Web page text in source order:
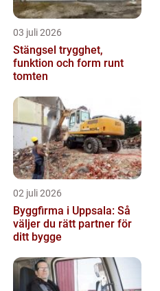
03 juli 2026
Stängsel trygghet,
funktion och form runt
tomten
02 juli 2026
Byggfirma i Uppsala: Så
väljer du rätt partner för
ditt bygge